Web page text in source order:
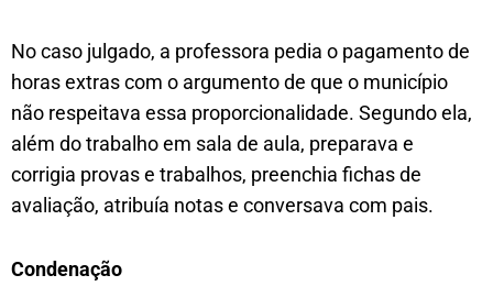
No caso julgado, a professora pedia o pagamento de
horas extras com o argumento de que o município
não respeitava essa proporcionalidade. Segundo ela,
além do trabalho em sala de aula, preparava e
corrigia provas e trabalhos, preenchia fichas de
avaliação, atribuía notas e conversava com pais.
Condenação